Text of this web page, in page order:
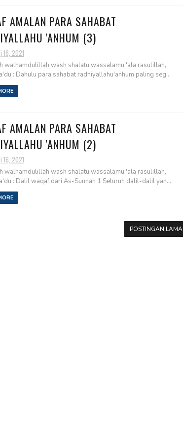
AMALAN PARA SAHABAT
'ANHUM (3)
16, 2021
walhamdulillah wash shalatu wassalamu 'ala rasulillah,
: Dahulu para sahabat radhiyallahu'anhum paling seg...
AMALAN PARA SAHABAT
'ANHUM (2)
16, 2021
walhamdulillah wash shalatu wassalamu 'ala rasulillah,
: Dalil waqaf dari As-Sunnah 1 Seluruh dalil-dalil yan...
POSTINGAN LAMA